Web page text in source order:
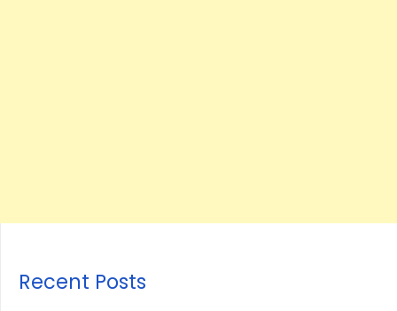
Recent Posts